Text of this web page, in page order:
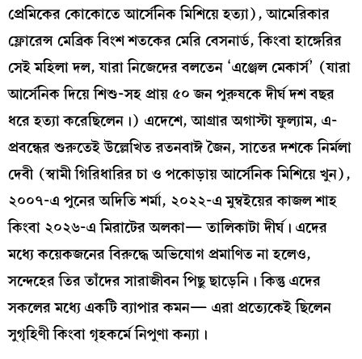
প্রেমিকের কোকোতে আর্সেনিক মিশিয়ে হত্যা), আমেরিকার
ফ্লোরেন্স মেব্রিক বিংশ শতকের মেরি বেসনার্ড, কিংবা হাঙ্গেরির
সেই মহিলা দল, যারা নিজেদের বলতেন ‘এঞ্জেল মেকার্স’ (যারা
আর্সেনিক দিয়ে শিশু-সহ প্রায় ৫০ জন পুরুষকে দীর্ঘ দশ বছর
ধরে হত্যা করেছিলেন।) এদেশে, আগ্রার অগাস্টা ফুল্যাম, এ-
প্রবন্ধের শুরুতেই উল্লেখিত রতনবাঈ জৈন, সাতের দশকে নির্মলা
দেবী (স্বামী গিরিধারির চা ও পকোড়ায় আর্সেনিক মিশিয়ে খুন),
২০০৭-এ পুনের অদিতি শর্মা, ২০২২-এ মুম্বইয়ের কাজল শাহ
কিংবা ২০২৬-এ মিরাটের অলকা— তালিকাটা দীর্ঘ। এদের
মধ্যে কয়েকজনের বিরুদ্ধে অভিযোগ প্রমাণিত না হলেও,
সন্দেহের তির তাঁদের সারাজীবন পিছু ছাড়েনি। কিন্তু এদের
সকলের মধ্যে একটি ব্যাপার কমন— এরা প্রত্যেকেই ছিলেন
সুগৃহিণী কিংবা গৃহকর্মে নিপুণা কন্যা।